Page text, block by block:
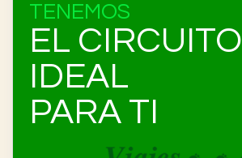
TENEMOS
EL CIRCUITO
IDEAL
PARA TI